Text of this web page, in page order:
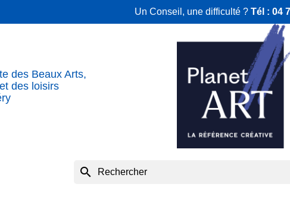
Un Conseil, une difficulté ? Tél : 04
des Beaux Arts,
des loisirs
search